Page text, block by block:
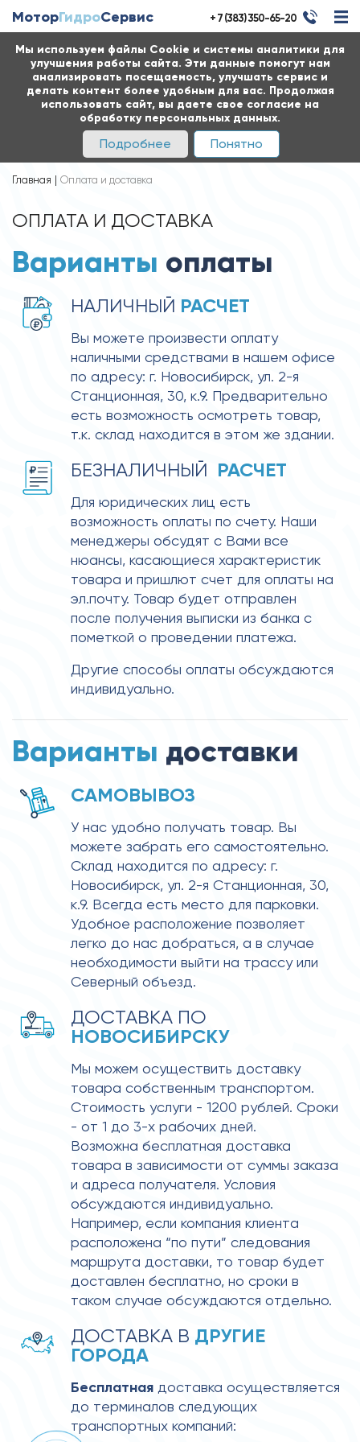
Мы используем файлы Cookie и системы аналитики для
улучшения работы сайта. Эти данные помогут нам
анализировать посещаемость, улучшать сервис и
делать контент более удобным для вас. Продолжая
использовать сайт, вы даете свое согласие на
обработку персональных данных.
Подробнее Понятно
МоторГидроСервис + 7 (383) 350-65-20
Главная Оплата и доставка
ОПЛАТА И ДОСТАВКА
Варианты оплаты
НАЛИЧНЫЙ РАСЧЕТ
Вы можете произвести оплату
наличными средствами в нашем офисе
по адресу: г. Новосибирск, ул. 2-я
Станционная, 30, к.9. Предварительно
есть возможность осмотреть товар,
т.к. склад находится в этом же здании.
БЕЗНАЛИЧНЫЙ РАСЧЕТ
Для юридических лиц есть
возможность оплаты по счету. Наши
менеджеры обсудят с Вами все
нюансы, касающиеся характеристик
товара и пришлют счет для оплаты на
эл.почту. Товар будет отправлен
после получения выписки из банка с
пометкой о проведении платежа.
Другие способы оплаты обсуждаются
индивидуально.
Варианты доставки
САМОВЫВОЗ
У нас удобно получать товар. Вы
можете забрать его самостоятельно.
Склад находится по адресу: г.
Новосибирск, ул. 2-я Станционная, 30,
к.9. Всегда есть место для парковки.
Удобное расположение позволяет
легко до нас добраться, а в случае
необходимости выйти на трассу или
Северный объезд.
НОВОСИБИРСКУ
Мы можем осуществить доставку
товара собственным транспортом.
Стоимость услуги - 1200 рублей. Сроки
- от 1 до 3-х рабочих дней.
Возможна бесплатная доставка
товара в зависимости от суммы заказа
и адреса получателя. Условия
обсуждаются индивидуально.
Например, если компания клиента
расположена “по пути” следования
маршрута доставки, то товар будет
доставлен бесплатно, но сроки в
таком случае обсуждаются отдельно.
ДОСТАВКА В ДРУГИЕ
ГОРОДА
Бесплатная доставка осуществляется
до терминалов следующих
транспортных компаний: